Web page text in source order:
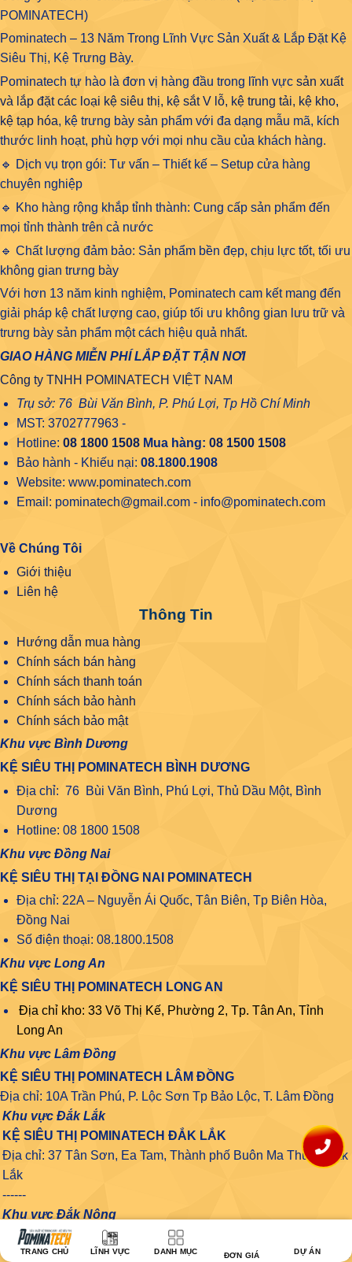
POMINATECH)
Pominatech – 13 Năm Trong Lĩnh Vực Sản Xuất & Lắp Đặt Kệ
Siêu Thị, Kệ Trưng Bày.
Pominatech tự hào là đơn vị hàng đầu trong lĩnh vực sản xuất
và lắp đặt các loại kệ siêu thị, kệ sắt V lỗ, kệ trung tải, kệ kho,
kệ tạp hóa, kệ trưng bày sản phẩm với đa dạng mẫu mã, kích
thước linh hoạt, phù hợp với mọi nhu cầu của khách hàng.
🔹 Dịch vụ trọn gói: Tư vấn – Thiết kế – Setup cửa hàng
chuyên nghiệp
🔹 Kho hàng rộng khắp tỉnh thành: Cung cấp sản phẩm đến
mọi tỉnh thành trên cả nước
🔹 Chất lượng đảm bảo: Sản phẩm bền đẹp, chịu lực tốt, tối ưu
không gian trưng bày
Với hơn 13 năm kinh nghiệm, Pominatech cam kết mang đến
giải pháp kệ chất lượng cao, giúp tối ưu không gian lưu trữ và
trưng bày sản phẩm một cách hiệu quả nhất.
GIAO HÀNG MIỄN PHÍ LẮP ĐẶT TẬN NƠI
Công ty TNHH POMINATECH VIỆT NAM
Trụ sở: 76 Bùi Văn Bình, P. Phú Lợi, Tp Hồ Chí Minh
MST: 3702777963 -
Hotline: 08 1800 1508Mua hàng: 08 1500 1508
Bảo hành - Khiếu nại: 08.1800.1908
Website: www.pominatech.com
Email: pominatech@gmail.com - info@pominatech.com
Về Chúng Tôi
Giới thiệu
Liên hệ
Thông Tin
Hướng dẫn mua hàng
Chính sách bán hàng
Chính sách thanh toán
Chính sách bảo hành
Chính sách bảo mật
Khu vực Bình Dương
KỆ SIÊU THỊ POMINATECH BÌNH DƯƠNG
Địa chỉ: 76 Bùi Văn Bình, Phú Lợi, Thủ Dầu Một, Bình
Dương
Hotline: 08 1800 1508
Khu vực Đồng Nai
KỆ SIÊU THỊ TẠI ĐỒNG NAI POMINATECH
Địa chỉ: 22A – Nguyễn Ái Quốc, Tân Biên, Tp Biên Hòa,
Đồng Nai
Số điện thoại: 08.1800.1508
Khu vực Long An
KỆ SIÊU THỊ POMINATECH LONG AN
Địa chỉ kho: 33 Võ Thị Kế, Phường 2, Tp. Tân An, Tỉnh
Long An
Khu vực Lâm Đồng
KỆ SIÊU THỊ POMINATECH LÂM ĐỒNG
Địa chỉ: 10A Trần Phú, P. Lộc Sơn Tp Bảo Lộc, T. Lâm Đồng
Khu vực Đắk Lắk
KỆ SIÊU THỊ POMINATECH ĐẮK LẮK
Địa chỉ: 37 Tân Sơn, Ea Tam, Thành phố Buôn Ma Thuột, Đắk
Lắk
------
Khu vực Đắk Nông
KỆ SIÊU THỊ POMINATECH ĐẮK NÔNG
60 Huỳnh Thúc Kháng, Phường Nghĩa Thành, Gia Nghĩa, Đăk
TRANG CHỦ LĨNH VỰC DANH MỤC ĐƠN GIÁ DỰ ÁN